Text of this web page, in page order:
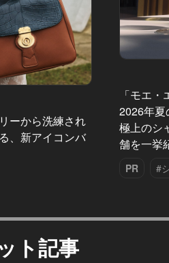
ーから洗練され
、新アイコンバ
「モエ
2026年夏
極上のシ
舗を一挙
PR #
ト記事